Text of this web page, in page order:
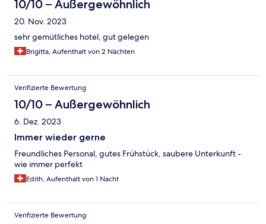
10/10 – Außergewöhnlich
20. Nov. 2023
sehr gemütliches hotel, gut gelegen
Brigitta, Aufenthalt von 2 Nächten
Verifizierte Bewertung
10/10 – Außergewöhnlich
6. Dez. 2023
Immer wieder gerne
Freundliches Personal, gutes Frühstück, saubere Unterkunft -
wie immer perfekt
Edith, Aufenthalt von 1 Nacht
Verifizierte Bewertung